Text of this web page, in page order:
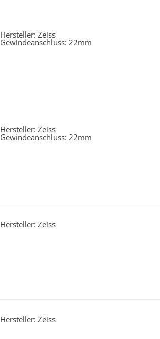
Hersteller: Zeiss
Gewindeanschluss: 22mm
Hersteller: Zeiss
Gewindeanschluss: 22mm
Hersteller: Zeiss
Hersteller: Zeiss